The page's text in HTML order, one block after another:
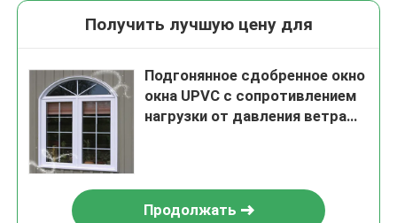
Получить лучшую цену для
Подгонянное сдобренное окно
окна UPVC с сопротивлением
нагрузки от давления ветра
Продолжать